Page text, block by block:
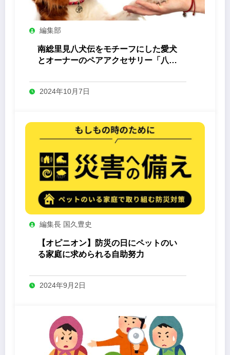
編集部
南総里見八犬伝をモチーフにした愛犬
とオーナーのペアアクセサリー「八心
2024年10月7日
編集長 国久豊史
【オピニオン】防災の日にペットのい
る家庭に求められる自助努力
2024年9月2日